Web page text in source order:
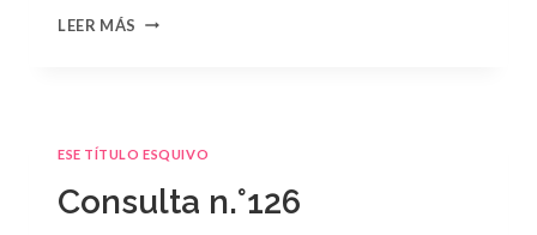
LEER MÁS CONSULTA
ESE TÍTULO ESQUIVO
Consulta n.°126